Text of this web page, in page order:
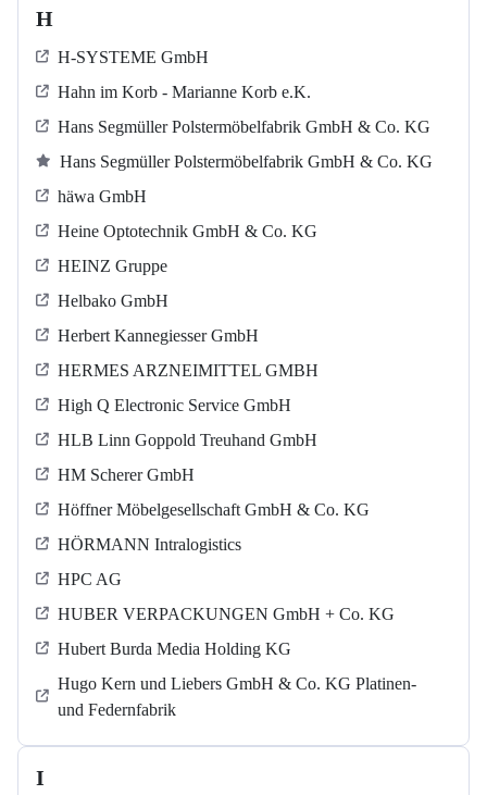
H
H-SYSTEME GmbH
Hahn im Korb - Marianne Korb e.K.
Hans Segmüller Polstermöbelfabrik GmbH & Co. KG
Hans Segmüller Polstermöbelfabrik GmbH & Co. KG
häwa GmbH
Heine Optotechnik GmbH & Co. KG
HEINZ Gruppe
Helbako GmbH
Herbert Kannegiesser GmbH
HERMES ARZNEIMITTEL GMBH
High Q Electronic Service GmbH
HLB Linn Goppold Treuhand GmbH
HM Scherer GmbH
Höffner Möbelgesellschaft GmbH & Co. KG
HÖRMANN Intralogistics
HPC AG
HUBER VERPACKUNGEN GmbH + Co. KG
Hubert Burda Media Holding KG
Hugo Kern und Liebers GmbH & Co. KG Platinen-
und Federnfabrik
I